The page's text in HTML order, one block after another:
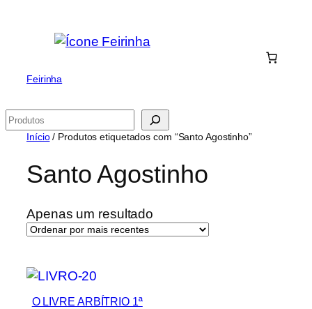
Feirinha
Pesquisar
Início/ Produtos etiquetados com “Santo Agostinho”
Santo Agostinho
Apenas um resultado
O LIVRE ARBÍTRIO 1ª